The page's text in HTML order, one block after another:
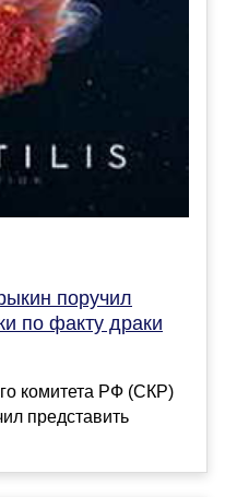
поручил
по факту драки
комитета РФ (СКР)
представить